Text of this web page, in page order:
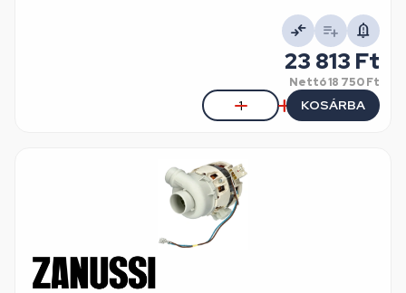
23 813 Ft
Nettó18 750 Ft
KOSÁRBA